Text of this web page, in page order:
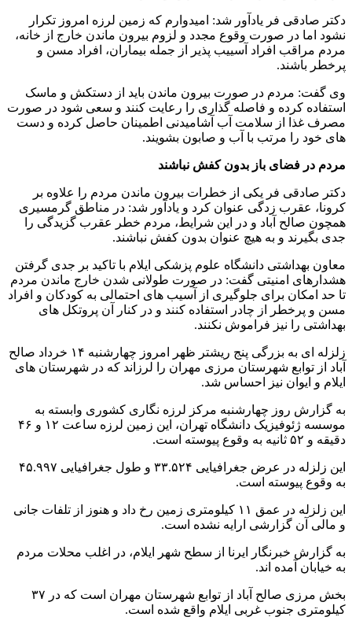
دکتر صادقی فر یادآور شد: امیدوارم که زمین لرزه امروز تکرار
نشود اما در صورت وقوع مجدد و لزوم بیرون ماندن خارج از خانه،
مردم مراقب افراد آسییب پذیر از جمله بیماران، افراد مسن و
پرخطر باشند.
وی گفت: مردم در صورت بیرون ماندن باید از دستکش و ماسک
استفاده کرده و فاصله گذاری را رعایت کنند و سعی شود در صورت
مصرف غذا از سلامت آب آشامیدنی اطمینان حاصل کرده و دست
های خود را مرتب با آب و صابون بشویند.
مردم در فضای باز بدون کفش نباشند
دکتر صادقی فر یکی از خطرات بیرون ماندن مردم را علاوه بر
کرونا، عقرب زدگی عنوان کرد و یادآور شد: در مناطق گرمسیری
همچون صالح آباد و در این شرایط، مردم خطر عقرب گزیدگی را
جدی بگیرند و به هیچ عنوان بدون کفش نباشند.
معاون بهداشتی دانشگاه علوم پزشکی ایلام با تاکید بر جدی گرفتن
هشدارهای امنیتی گفت: در صورت طولانی شدن خارج ماندن مردم
تا حد امکان برای جلوگیری از آسیب های احتمالی به کودکان و افراد
مسن و پرخطر از چادر استفاده کنند و در کنار آن پروتکل های
بهداشتی را نیز فراموش نکنند.
زلزله ای به بزرگی پنج ریشتر ظهر امروز چهارشنبه ۱۴ خرداد صالح
آباد از توابع شهرستان مرزی مهران را لرزاند که در شهرستان های
ایلام و ایوان نیز احساس شد.
به گزارش روز چهارشنبه مرکز لرزه نگاری کشوری وابسته به
موسسه ژئوفیزیک دانشگاه تهران، این زمین لرزه ساعت ۱۲ و ۴۶
دقیقه و ۵۲ ثانیه به وقوع پیوسته است.
این زلزله در عرض جغرافیایی ۳۳.۵۲۴ و طول جغرافیایی ۴۵.۹۹۷
به وقوع پیوسته است.
این زلزله در عمق ۱۱ کیلومتری زمین رخ داد و هنوز از تلفات جانی
و مالی آن گزارشی ارایه نشده است.
به گزارش خبرنگار ایرنا از سطح شهر ایلام، در اغلب محلات مردم
به خیابان آمده اند.
بخش مرزی صالح آباد از توابع شهرستان مهران است که در ۳۷
کیلومتری جنوب غربی ایلام واقع شده است.